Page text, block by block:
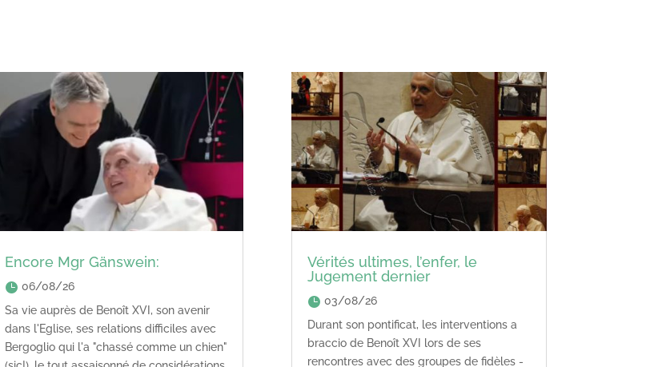
Encore Mgr Gänswein:
06/08/26
Sa vie auprès de Benoît XVI, son avenir
dans l'Eglise, ses relations difficiles avec
Bergoglio qui l'a "chassé comme un chien"
Vérités ultimes, l’enfer, le
Jugement dernier
03/08/26
Durant son pontificat, les interventions a
braccio de Benoît XVI lors de ses
rencontres avec des groupes de fidèles -